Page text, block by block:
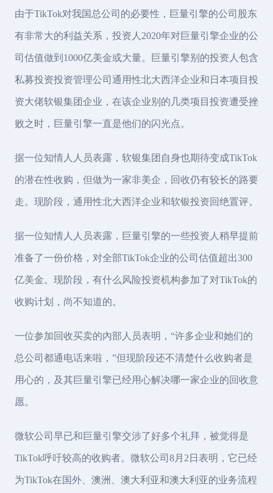
由于TikTok对我国总公司的必要性，巨量引擎的公司股东
有非常大的利益关系，投资人2020年对巨量引擎企业的公
司估值做到1000亿美金或大量。巨量引擎别的投资人包含
私募投资投资管理公司通用性北大西洋企业和日本项目投
资大佬软银集团企业，在该企业别的几类项目投资遭受挫
败之时，巨量引擎一直是他们的闪光点。
据一位知情人人员表露，软银集团自身也期待变成TikTok
的潜在性收购，但做为一家非美企，回收仍有较长的路要
走。现阶段，通用性北大西洋企业和软银投资回绝置评。
据一位知情人人员表露，巨量引擎的一些投资人稍早提前
准备了一份价格，对全部TikTok企业的公司估值超出300
亿美金。现阶段，有什么风险投资机构参加了对TikTok的
收购计划，尚不知道的。
一位参加回收买卖的內部人员表明，“许多企业和她们的
总公司都通电话来啦，”但现阶段还不清楚什么收购者是
用心的，及其巨量引擎已经用心解决哪一家企业的回收意
愿。
微软公司早已和巨量引擎交涉了好多个礼拜，被觉得是
TikTok呼吁较高的收购者。微软公司8月2日表明，它已经
为TikTok在国外、澳洲、澳大利亚和澳大利亚的业务流程